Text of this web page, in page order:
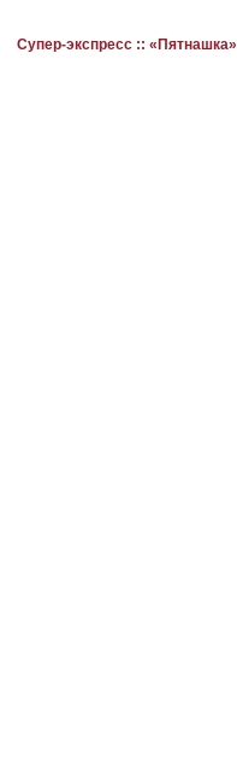
Супер-экспресс :: «Пятнашка»